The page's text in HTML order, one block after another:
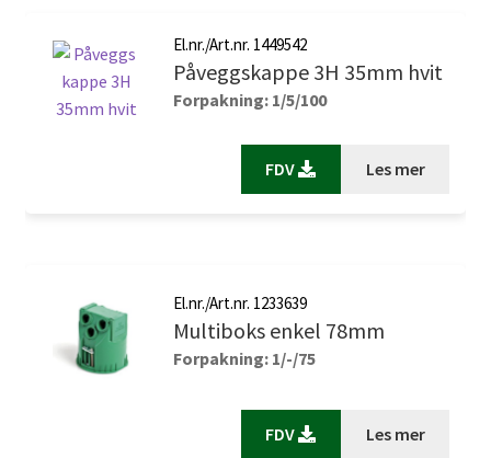
El.nr./Art.nr. 1449542
Påveggskappe 3H 35mm hvit
Forpakning: 1/5/100
FDV Les mer
El.nr./Art.nr. 1233639
Multiboks enkel 78mm
Forpakning: 1/-/75
FDV Les mer